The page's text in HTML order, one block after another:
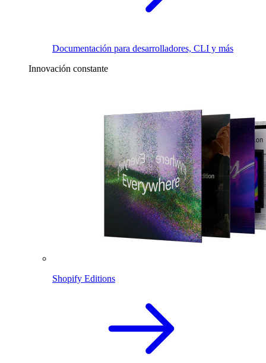
Documentación para desarrolladores, CLI y más
Innovación constante
Shopify Editions